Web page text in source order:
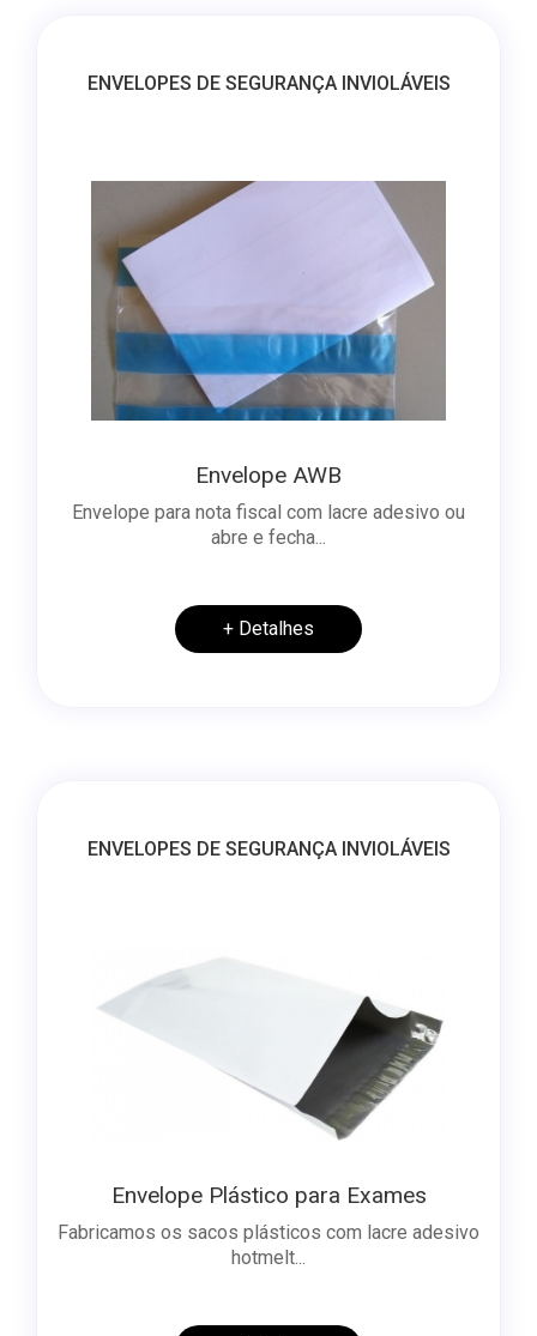
ENVELOPES DE SEGURANÇA INVIOLÁVEIS
Envelope AWB
Envelope para nota fiscal com lacre adesivo ou
abre e fecha...
+ Detalhes
ENVELOPES DE SEGURANÇA INVIOLÁVEIS
Envelope Plástico para Exames
Fabricamos os sacos plásticos com lacre adesivo
hotmelt...